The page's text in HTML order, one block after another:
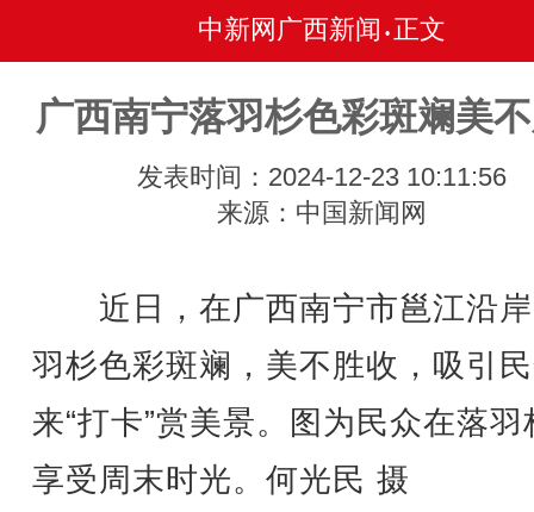
中新网广西新闻 • 正文
广西南宁落羽杉色彩斑斓美
发表时间：2024-12-23 10:11:56
来源：中国新闻网
近日，在广西南宁市邕江沿
羽杉色彩斑斓，美不胜收，吸引
来“打卡”赏美景。图为民众在落羽
享受周末时光。何光民 摄